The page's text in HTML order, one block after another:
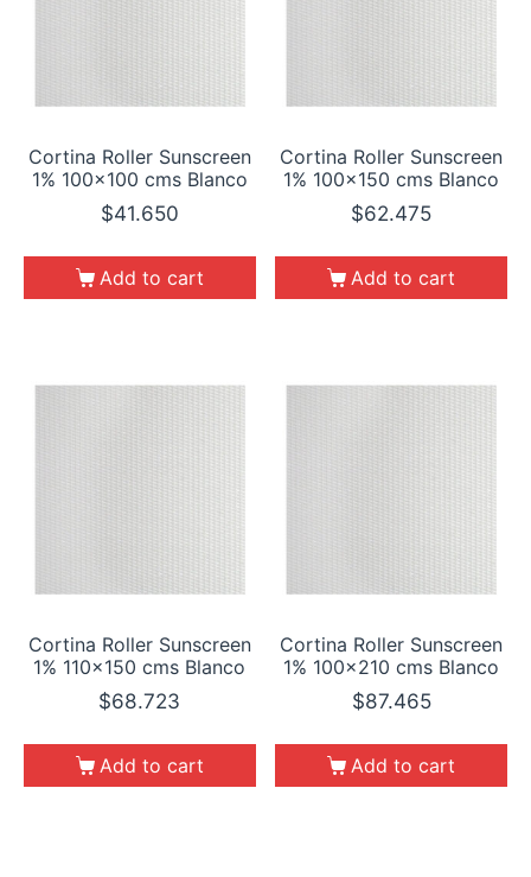
Cortina Roller Sunscreen
1% 100×100 cms Blanco
$41.650
Add to cart
Cortina Roller Sunscreen
1% 100×150 cms Blanco
$62.475
Add to cart
Cortina Roller Sunscreen
1% 110×150 cms Blanco
$68.723
Add to cart
Cortina Roller Sunscreen
1% 100×210 cms Blanco
$87.465
Add to cart